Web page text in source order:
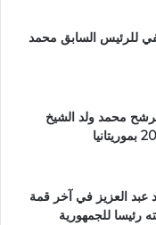
للرئيس السابق محمد
محمد ولد الشيخ
عبد العزيز في آخر قمة
رئيسا للجمهورية